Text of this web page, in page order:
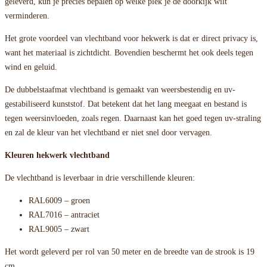
verminderen.
Het grote voordeel van vlechtband voor hekwerk is dat er direct privacy is,
want het materiaal is zichtdicht. Bovendien beschermt het ook deels tegen
wind en geluid.
De dubbelstaafmat vlechtband is gemaakt van weersbestendig en uv-
gestabiliseerd kunststof. Dat betekent dat het lang meegaat en bestand is
tegen weersinvloeden, zoals regen. Daarnaast kan het goed tegen uv-straling
en zal de kleur van het vlechtband er niet snel door vervagen.
Kleuren hekwerk vlechtband
De vlechtband is leverbaar in drie verschillende kleuren:
RAL6009 – groen
RAL7016 – antraciet
RAL9005 – zwart
Het wordt geleverd per rol van 50 meter en de breedte van de strook is 19